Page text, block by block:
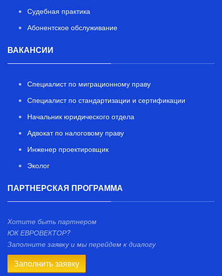
Судебная практика
Абонентское обслуживание
ВАКАНСИИ
Специалист по миграционному праву
Специалист по стандартизации и сертификации
Начальник юридического отдела
Адвокат по налоговому праву
Инженер проектировщик
Эколог
ПАРТНЕРСКАЯ ПРОГРАММА
Хотите быть партнером
ЮК ЕВРОВЕКТОР?
Заполните заявку и мы перейдем к диалогу
Заполнить заявку